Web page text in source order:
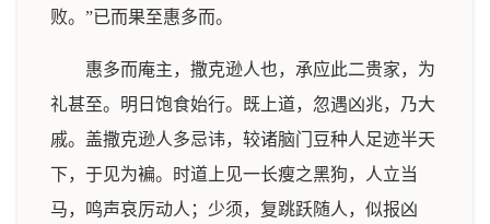
败。”已而果至惠多而。
惠多而庵主，撒克逊人也，承应此二贵家，为
礼甚至。明日饱食始行。既上道，忽遇凶兆，乃大
戚。盖撒克逊人多忌讳，较诸脑门豆种人足迹半天
下，于见为褊。时道上见一长瘦之黑狗，人立当
马，鸣声哀厉动人；少须，复跳跃随人，似报凶